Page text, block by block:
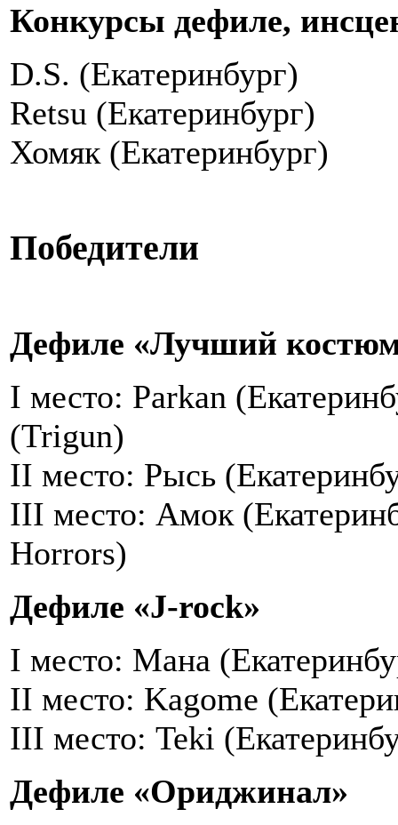
Конкурсы дефиле,
D.S. (Екатеринбург)
Retsu (Екатеринбург)
Хомяк (Екатеринбург)
Победители
Дефиле «Лучший
I место: Parkan
(Trigun)
II место: Рысь
III место: Амок
Horrors)
Дефиле «J-rock»
I место: Мана
II место: Kagome
III место: Teki
Дефиле «Ориджинал»